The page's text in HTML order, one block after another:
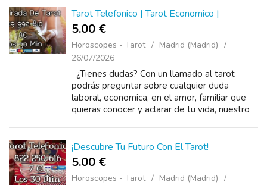
Tarot Telefonico | Tarot Economico |
5.00 €
Horoscopes - Tarot
Madrid (Madrid)
26/07/2026
¿Tienes dudas? Con un llamado al tarot
podrás preguntar sobre cualquier duda
laboral, economica, en el amor, familiar que
quieras conocer y aclarar de tu vida, nuestro
¡Descubre Tu Futuro Con El Tarot!
5.00 €
Horoscopes - Tarot
Madrid (Madrid)